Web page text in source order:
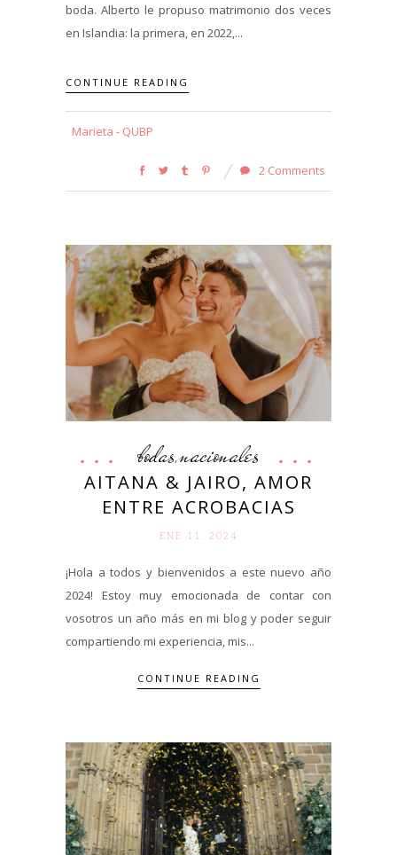
boda. Alberto le propuso matrimonio dos veces
en Islandia: la primera, en 2022,...
CONTINUE READING
Marieta - QUBP
2 Comments
bodas,nacionales
AITANA & JAIRO, AMOR
ENTRE ACROBACIAS
ENE 11. 2024
¡Hola a todos y bienvenidos a este nuevo año
2024! Estoy muy emocionada de contar con
vosotros un año más en mi blog y poder seguir
compartiendo mi experiencia, mis...
CONTINUE READING